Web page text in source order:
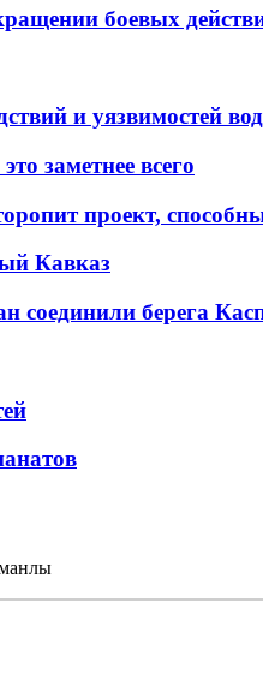
боевых
и уязвимостей
заметнее всего
проект,
Кавказ
соединили берега